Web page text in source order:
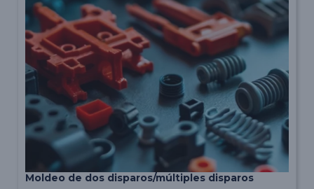
Moldeo de dos disparos/múltiples disparos